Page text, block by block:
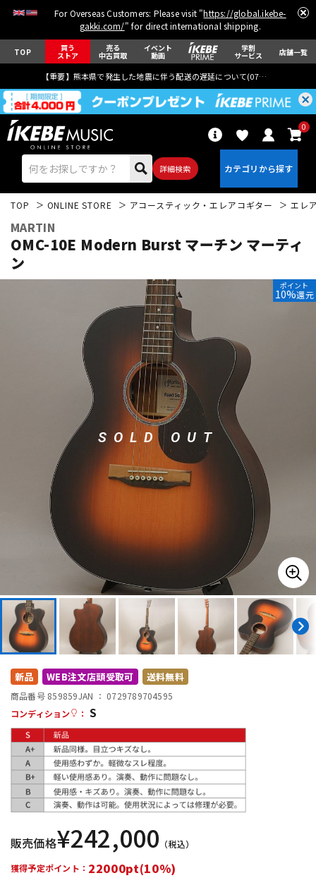
For Overseas Customers: Please visit "https://global.ikebe-
gakki.com/" for direct international shipping.
TOP 買う
ストア
売る
中古買取
イベント
動画
学割
サービス 店舗一覧
【重要】熊本県で発生した地震に伴う配送の遅延について(07月29日
詳細検索
0
ベース ウクレレ
パーカッション
キーボード 電子ピアノ
アンプ エフェクター
DTM
DTM オンライン納品 レコーディング機器
配信/ライブ機器
中古 ヴィンテージ
TOP ONLINE STORE アコースティック・エレアコギター エレ
MARTIN
OMC-10E Modern Burst マーチン マーティ
ン
SOLD OUT
ポイント
10%還元
新品 WEB注文店頭受取可 送料無料
商品番号 859859JAN ： 0729789704595
コンディション
： S
販売価格¥242,000 （税込）
獲得予定ポイント： 22000pt(10%)